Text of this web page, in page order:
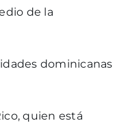
de la
dominicanas
quien está